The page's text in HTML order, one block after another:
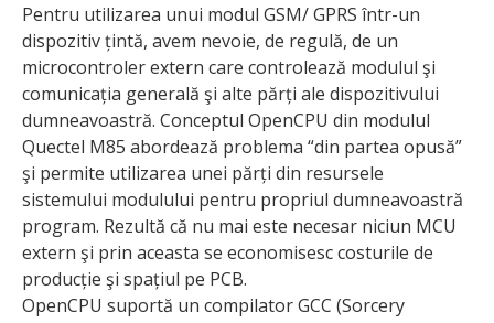
Pentru utilizarea unui modul GSM/ GPRS într-un
dispozitiv țintă, avem nevoie, de regulă, de un
microcontroler extern care controlează modulul şi
comunicația generală şi alte părți ale dispozitivului
dumneavoastră. Conceptul OpenCPU din modulul
Quectel M85 abordează problema “din partea opusă”
şi permite utilizarea unei părți din resursele
sistemului modulului pentru propriul dumnea­voastră
program. Rezultă că nu mai este necesar niciun MCU
extern şi prin aceasta se economisesc costurile de
producție şi spațiul pe PCB.
OpenCPU suportă un compilator GCC (Sorcery